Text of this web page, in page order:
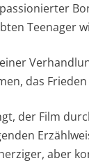
Teenager
das
der Film
aber